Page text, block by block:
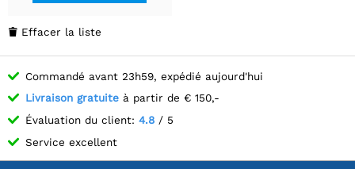
 Effacer la liste
Commandé avant 23h59, expédié aujourd'hui
Livraison gratuite à partir de € 150,-
Évaluation du client: 4.8 / 5
Service excellent